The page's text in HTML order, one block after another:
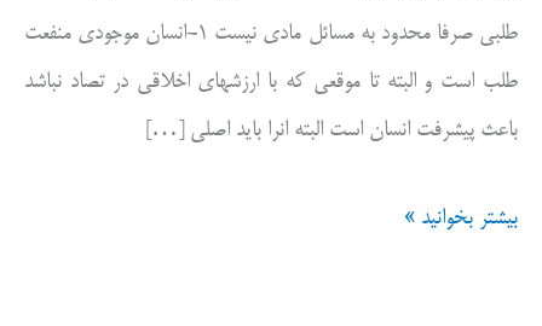
طلبی صرفا محدود به مسائل مادی نیست ۱-انسان موجودی منفعت
طلب است و البته تا موقعی که با ارزشهای اخلاقی در تصاد نباشد
باعث پیشرفت انسان است البته انرا باید اصلی […]
الگوی
بیشتر بخوانید »